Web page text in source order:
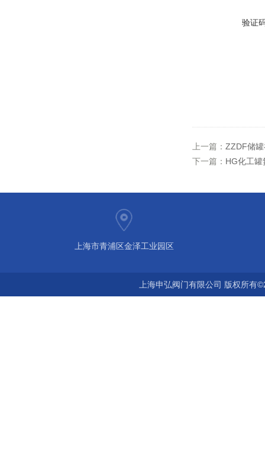
验证
上一篇： ZZDF储
下一篇： HG化工
上海市青浦区金泽工业园区
上海申弘阀门有限公司 版权所有